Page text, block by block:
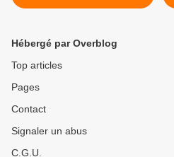
bon présage?
Hébergé par Overblog
Top articles
Pages
Contact
Signaler un abus
C.G.U.